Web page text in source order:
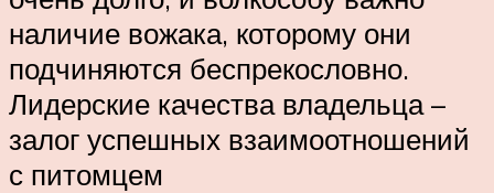
наличие вожака, которому они
подчиняются беспрекословно.
Лидерские качества владельца –
залог успешных взаимоотношений
с питомцем